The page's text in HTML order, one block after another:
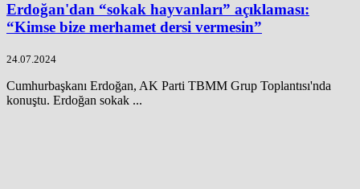
Erdoğan'dan “sokak hayvanları” açıklaması:
“Kimse bize merhamet dersi vermesin”
24.07.2024
Cumhurbaşkanı Erdoğan, AK Parti TBMM Grup Toplantısı'nda
konuştu. Erdoğan sokak ...